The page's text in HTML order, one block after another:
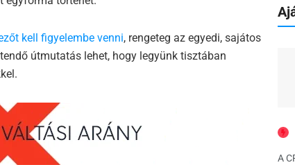
kell figyelembe venni, rengeteg az egyedi, sajátos
útmutatás lehet, hogy legyünk tisztában
A